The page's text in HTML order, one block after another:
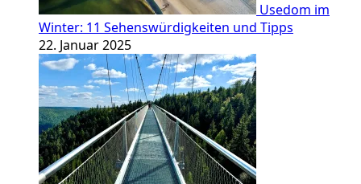
Usedom im
Winter: 11 Sehenswürdigkeiten und Tipps
22. Januar 2025